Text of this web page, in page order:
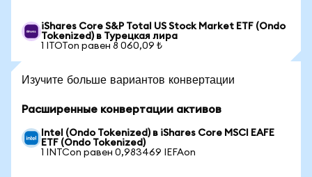
iShares Core S&P Total US Stock Market ETF (Ondo
Tokenized) в Турецкая лира
1 ITOTon равен 8 060,09 ₺
Изучите больше вариантов конвертации
Расширенные конвертации активов
Intel (Ondo Tokenized) в iShares Core MSCI EAFE
ETF (Ondo Tokenized)
1 INTCon равен 0,983469 IEFAon